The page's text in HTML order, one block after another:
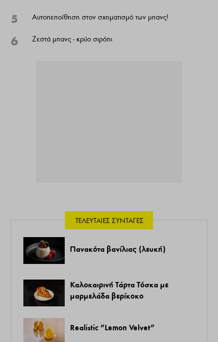
5 Αυτοπεποίθηση στον σχηματισμό των μπανς!
6 Ζεστά μπανς - κρύο σιρόπι.
ΤΕΛΕΥΤΑΊΕΣ ΣΥΝΤΑΓΈΣ
Πανακότα βανίλιας (λευκή)
Καλοκαιρινή Τάρτα Τόσκα με
μαρμελάδα βερίκοκο
Realistic “Lemon Velvet”